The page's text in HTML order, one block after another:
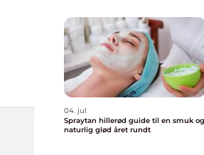
04. jul
Spraytan hillerød guide til en smuk og
naturlig glød året rundt